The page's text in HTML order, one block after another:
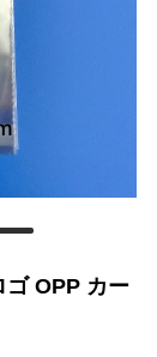
ゴ OPP カー